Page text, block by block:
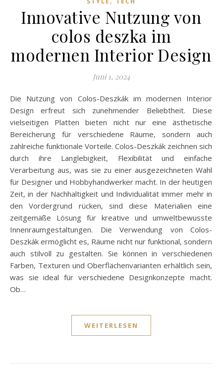
Innovative Nutzung von
colos deszka im
modernen Interior Design
Juni 1, 2024
Die Nutzung von Colos-Deszkák im modernen Interior
Design erfreut sich zunehmender Beliebtheit. Diese
vielseitigen Platten bieten nicht nur eine ästhetische
Bereicherung für verschiedene Räume, sondern auch
zahlreiche funktionale Vorteile. Colos-Deszkák zeichnen sich
durch ihre Langlebigkeit, Flexibilität und einfache
Verarbeitung aus, was sie zu einer ausgezeichneten Wahl
für Designer und Hobbyhandwerker macht. In der heutigen
Zeit, in der Nachhaltigkeit und Individualität immer mehr in
den Vordergrund rücken, sind diese Materialien eine
zeitgemäße Lösung für kreative und umweltbewusste
Innenraumgestaltungen. Die Verwendung von Colos-
Deszkák ermöglicht es, Räume nicht nur funktional, sondern
auch stilvoll zu gestalten. Sie können in verschiedenen
Farben, Texturen und Oberflächenvarianten erhältlich sein,
was sie ideal für verschiedene Designkonzepte macht.
Ob…
WEITERLESEN